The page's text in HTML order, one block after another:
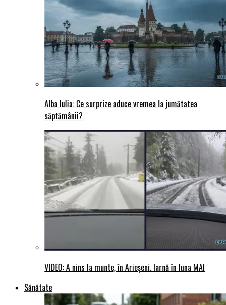
Alba Iulia: Ce surprize aduce vremea la jumătatea
săptămânii?
VIDEO: A nins la munte, în Arieșeni. Iarnă în luna MAI
Sănătate